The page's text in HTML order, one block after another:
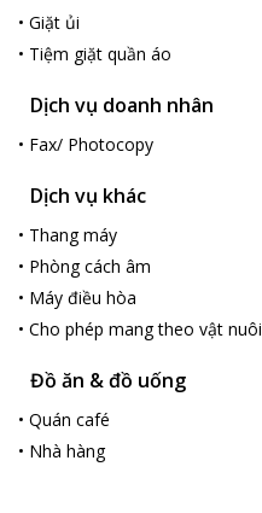
• Giặt ủi
• Tiệm giặt quần áo
Dịch vụ doanh nhân
• Fax/ Photocopy
Dịch vụ khác
• Thang máy
• Phòng cách âm
• Máy điều hòa
• Cho phép mang theo vật nuôi
Đồ ăn & đồ uống
• Quán café
• Nhà hàng